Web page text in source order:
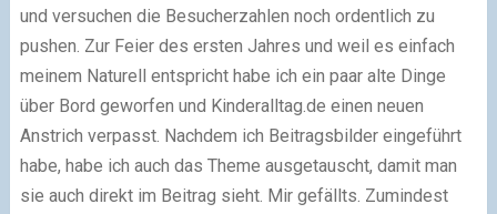
und versuchen die Besucherzahlen noch ordentlich zu
pushen. Zur Feier des ersten Jahres und weil es einfach
meinem Naturell entspricht habe ich ein paar alte Dinge
über Bord geworfen und Kinderalltag.de einen neuen
Anstrich verpasst. Nachdem ich Beitragsbilder eingeführt
habe, habe ich auch das Theme ausgetauscht, damit man
sie auch direkt im Beitrag sieht. Mir gefällts. Zumindest